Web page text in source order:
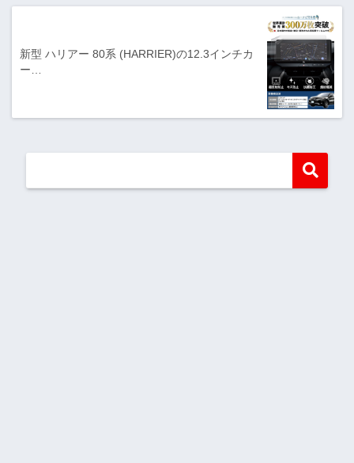
新型 ハリアー 80系 (HARRIER)の12.3インチカ
ー…